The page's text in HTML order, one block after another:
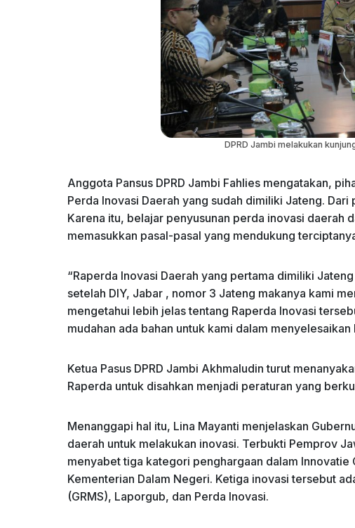
DPRD Jambi melakukan
Anggota Pansus DPRD Jambi Fahlies mengatakan,
Perda Inovasi Daerah yang sudah dimiliki Jateng.
Karena itu, belajar penyusunan perda inovasi daerah
memasukkan pasal-pasal yang mendukung
“Raperda Inovasi Daerah yang pertama dimiliki
setelah DIY, Jabar , nomor 3 Jateng makanya kami
mengetahui lebih jelas tentang Raperda Inovasi
mudahan ada bahan untuk kami dalam
Ketua Pasus DPRD Jambi Akhmaludin turut
Raperda untuk disahkan menjadi peraturan yang
Menanggapi hal itu, Lina Mayanti menjelaskan
daerah untuk melakukan inovasi. Terbukti Pemprov
menyabet tiga kategori penghargaan dalam
Kementerian Dalam Negeri. Ketiga inovasi tersebut
(GRMS), Laporgub, dan Perda Inovasi.